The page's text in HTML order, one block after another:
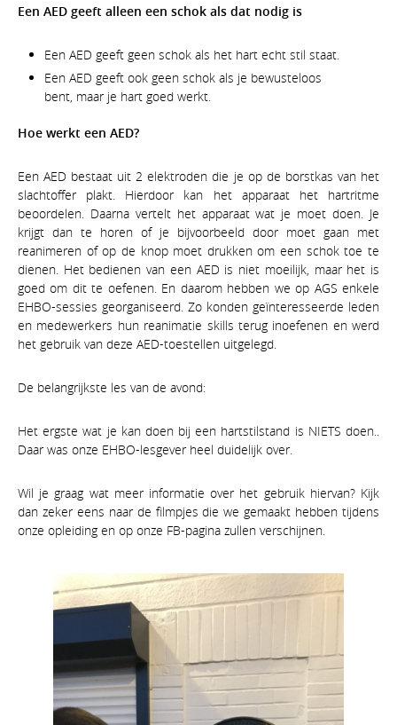
Een AED geeft alleen een schok als dat nodig is
Een AED geeft geen schok als het hart echt stil staat.
Een AED geeft ook geen schok als je bewusteloos
bent, maar je hart goed werkt.
Hoe werkt een AED?
Een AED bestaat uit 2 elektroden die je op de borstkas van het
slachtoffer plakt. Hierdoor kan het apparaat het hartritme
beoordelen. Daarna vertelt het apparaat wat je moet doen. Je
krijgt dan te horen of je bijvoorbeeld door moet gaan met
reanimeren of op de knop moet drukken om een schok toe te
dienen. Het bedienen van een AED is niet moeilijk, maar het is
goed om dit te oefenen. En daarom hebben we op AGS enkele
EHBO-sessies georganiseerd. Zo konden geïnteresseerde leden
en medewerkers hun reanimatie skills terug inoefenen en werd
het gebruik van deze AED-toestellen uitgelegd.
De belangrijkste les van de avond:
Het ergste wat je kan doen bij een hartstilstand is NIETS doen..
Daar was onze EHBO-lesgever heel duidelijk over.
Wil je graag wat meer informatie over het gebruik hiervan? Kijk
dan zeker eens naar de filmpjes die we gemaakt hebben tijdens
onze opleiding en op onze FB-pagina zullen verschijnen.